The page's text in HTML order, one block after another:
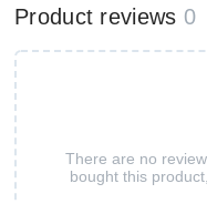
Product reviews 0
There are no
bought this